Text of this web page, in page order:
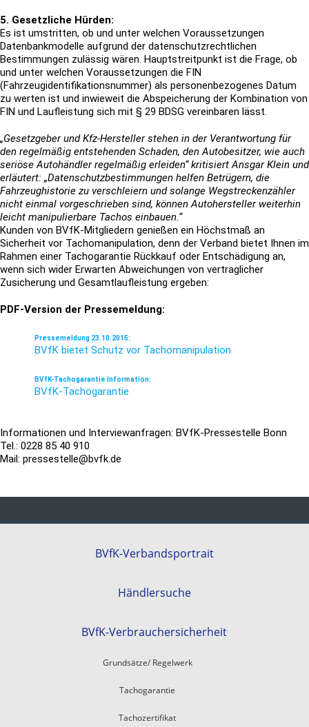
5. Gesetzliche Hürden:
Es ist umstritten, ob und unter welchen Voraussetzungen
Datenbankmodelle aufgrund der datenschutzrechtlichen
Bestimmungen zulässig wären. Hauptstreitpunkt ist die Frage, ob
und unter welchen Voraussetzungen die FIN
(Fahrzeugidentifikationsnummer) als personenbezogenes Datum
zu werten ist und inwieweit die Abspeicherung der Kombination von
FIN und Laufleistung sich mit § 29 BDSG vereinbaren lässt.
„Gesetzgeber und Kfz-Hersteller stehen in der Verantwortung für
den regelmäßig entstehenden Schaden, den Autobesitzer, wie auch
seriöse Autohändler regelmäßig erleiden“ kritisiert Ansgar Klein und
erläutert: „Datenschutzbestimmungen helfen Betrügern, die
Fahrzeughistorie zu verschleiern und solange Wegstreckenzähler
nicht einmal vorgeschrieben sind, können Autohersteller weiterhin
leicht manipulierbare Tachos einbauen.“
Kunden von BVfK-Mitgliedern genießen ein Höchstmaß an
Sicherheit vor Tachomanipulation, denn der Verband bietet Ihnen im
Rahmen einer Tachogarantie Rückkauf oder Entschädigung an,
wenn sich wider Erwarten Abweichungen von vertraglicher
Zusicherung und Gesamtlaufleistung ergeben:
PDF-Version der Pressemeldung:
Pressemeldung 23.10.2015:
BVfK bietet Schutz vor Tachomanipulation
BVfK-Tachogarantie Information:
BVfK-Tachogarantie
Informationen und Interviewanfragen: BVfK-Pressestelle Bonn
Tel.: 0228 85 40 910
Mail: pressestelle@bvfk.de
BVfK-Verbandsportrait
Händlersuche
BVfK-Verbrauchersicherheit
Grundsätze/ Regelwerk
Tachogarantie
Tachozertifikat